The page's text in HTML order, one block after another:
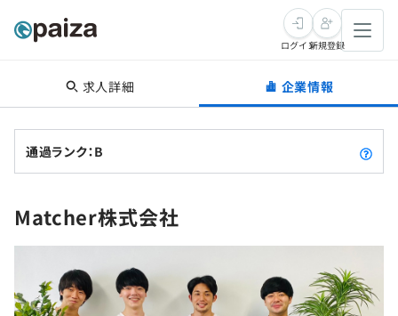
転職・キャリア
転職成功ガイド
転職エージェント
インタビュー
転職成功ガイド
新卒就活
求人検索
インターン
学習
問題集
プログラミング言語
ゲーム・マンガ
ログイン新規登録
求人詳細 企業情報
通過ランク：B
Matcher株式会社